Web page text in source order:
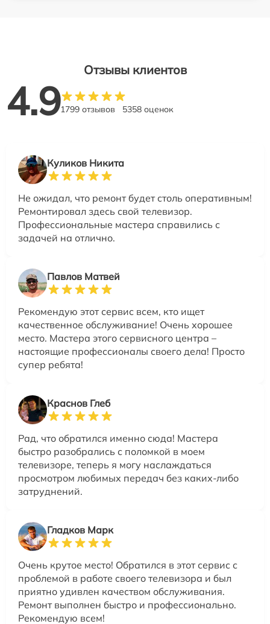
Отзывы клиентов
4.91799 отзывов 5358 оценок
Куликов Никита
Не ожидал, что ремонт будет столь оперативным!
Ремонтировал здесь свой телевизор.
Профессиональные мастера справились с
задачей на отлично.
Павлов Матвей
Рекомендую этот сервис всем, кто ищет
качественное обслуживание! Очень хорошее
место. Мастера этого сервисного центра –
настоящие профессионалы своего дела! Просто
супер ребята!
Краснов Глеб
Рад, что обратился именно сюда! Мастера
быстро разобрались с поломкой в моем
телевизоре, теперь я могу наслаждаться
просмотром любимых передач без каких-либо
затруднений.
Гладков Марк
Очень крутое место! Обратился в этот сервис с
проблемой в работе своего телевизора и был
приятно удивлен качеством обслуживания.
Ремонт выполнен быстро и профессионально.
Рекомендую всем!